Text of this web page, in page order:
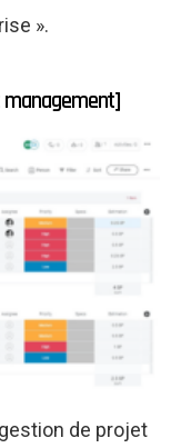
».
management]
de projet